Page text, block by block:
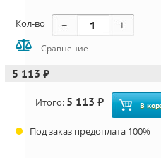
Кол-во
Сравнение
5 113 ₽
Итого: 5 113 ₽ В
Под заказ предоплата 100%